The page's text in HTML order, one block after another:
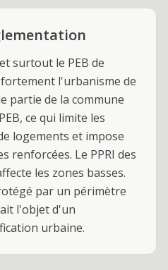
surtout le PEB de
l'urbanisme de
partie de la commune
ce qui limite les
logements et impose
renforcées. Le PPRI des
les zones basses.
par un périmètre
l'objet d'un
urbaine.